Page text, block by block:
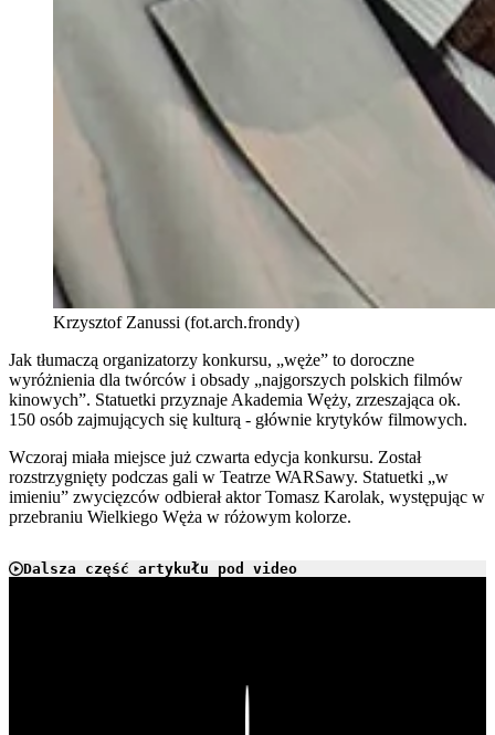
Krzysztof Zanussi (fot.arch.frondy)
Jak tłumaczą organizatorzy konkursu, „węże” to doroczne
wyróżnienia dla twórców i obsady „najgorszych polskich filmów
kinowych”. Statuetki przyznaje Akademia Węży, zrzeszająca ok.
150 osób zajmujących się kulturą - głównie krytyków filmowych.
Wczoraj miała miejsce już czwarta edycja konkursu. Został
rozstrzygnięty podczas gali w Teatrze WARSawy. Statuetki „w
imieniu” zwycięzców odbierał aktor Tomasz Karolak, występując w
przebraniu Wielkiego Węża w różowym kolorze.
Dalsza część artykułu pod video